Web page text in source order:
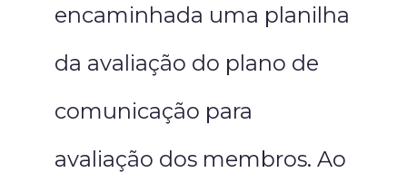
encaminhada uma planilha
da avaliação do plano de
comunicação para
avaliação dos membros. Ao